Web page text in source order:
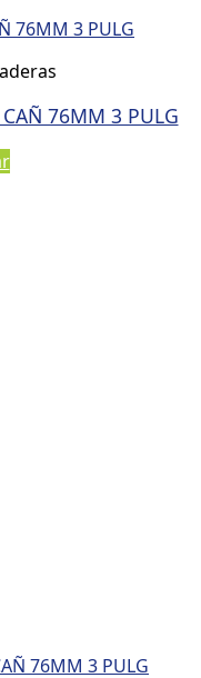
76MM 3 PULG